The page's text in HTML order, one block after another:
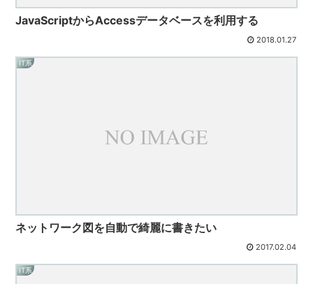
JavaScriptからAccessデータベースを利用する
2018.01.27
IT系
ネットワーク図を自動で綺麗に書きたい
2017.02.04
IT系